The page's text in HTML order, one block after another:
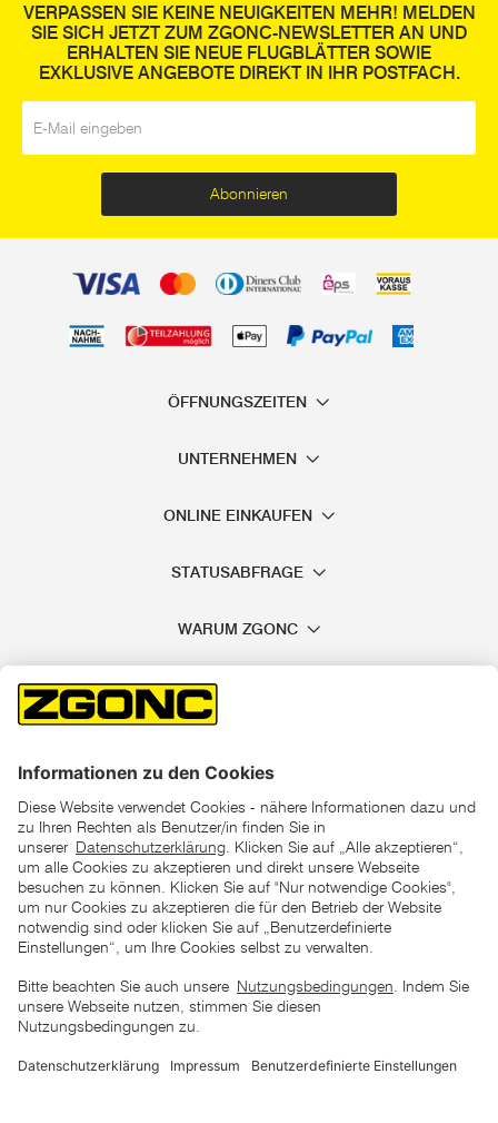
VERPASSEN SIE KEINE NEUIGKEITEN MEHR! MELDEN
SIE SICH JETZT ZUM ZGONC-NEWSLETTER AN UND
ERHALTEN SIE NEUE FLUGBLÄTTER SOWIE
EXKLUSIVE ANGEBOTE DIREKT IN IHR POSTFACH.
Abonnieren
ÖFFNUNGSZEITEN
UNTERNEHMEN
ONLINE EINKAUFEN
STATUSABFRAGE
WARUM ZGONC
*der "statt"-Preis ist der niedrigste von uns in den letzten 30
Tagen vor Beginn dieser Aktion verlangte Preis
unter den UVP Preisen auf dieser Website sind die
zu verstehen